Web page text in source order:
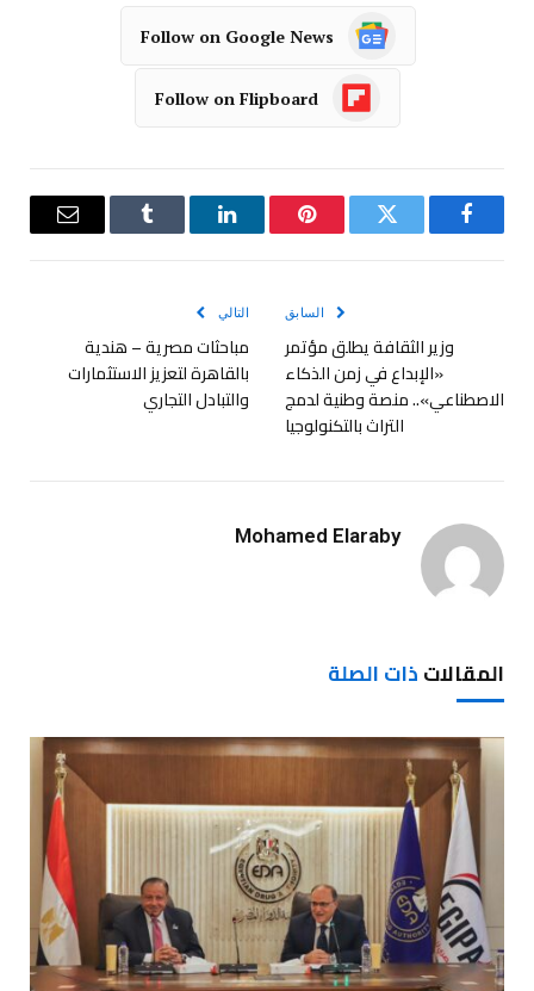
Follow on Google News
Follow on Flipboard
فيسبوك تويتر بينتيريستلينكدإن Tumblr
البريد
السابق
وزير الثقافة يطلق مؤتمر
«الإبداع في زمن الذكاء
الاصطناعي».. منصة وطنية لدمج
التراث بالتكنولوجيا
التالي
مباحثات مصرية – هندية
بالقاهرة لتعزيز الاستثمارات
والتبادل التجاري
Mohamed Elaraby
المقالاتذات الصلة